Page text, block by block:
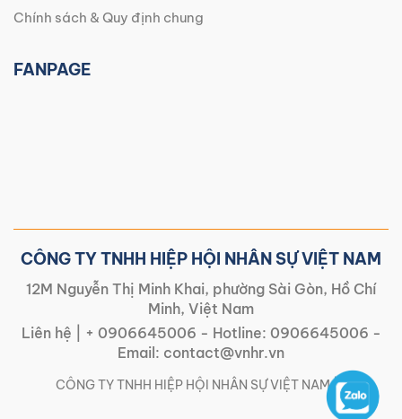
Chính sách & Quy định chung
FANPAGE
CÔNG TY TNHH HIỆP HỘI NHÂN SỰ VIỆT NAM
12M Nguyễn Thị Minh Khai, phường Sài Gòn, Hồ Chí
Minh, Việt Nam
Liên hệ |
+ 0906645006 - Hotline: 0906645006 -
Email: contact@vnhr.vn
CÔNG TY TNHH HIỆP HỘI NHÂN SỰ VIỆT NAM | |